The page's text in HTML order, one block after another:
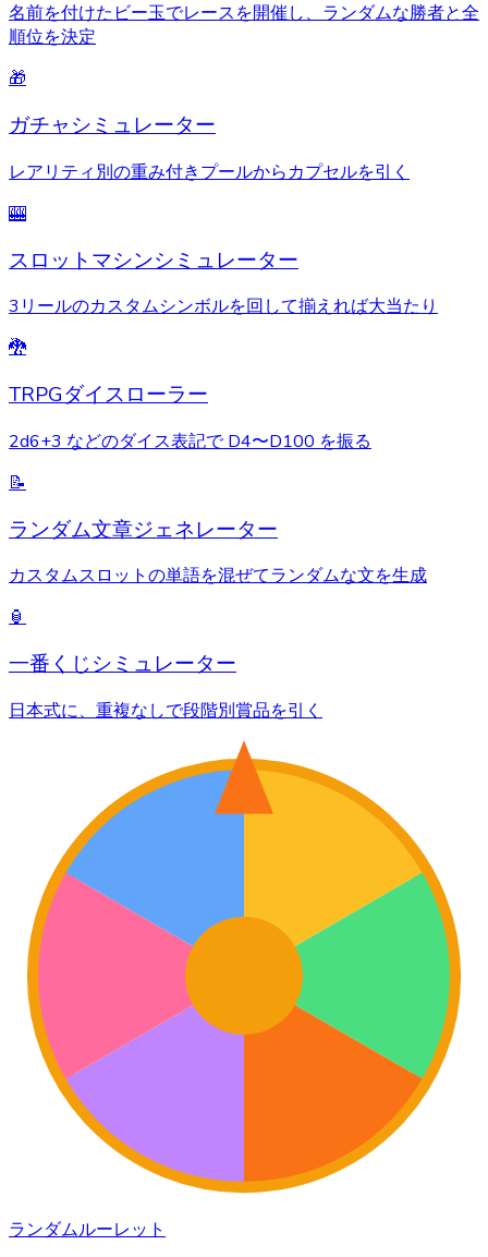
名前を付けたビー玉でレースを開催し、ランダムな勝者と全
順位を決定
🎁
ガチャシミュレーター
レアリティ別の重み付きプールからカプセルを引く
🎰
スロットマシンシミュレーター
3リールのカスタムシンボルを回して揃えれば大当たり
🐉
TRPGダイスローラー
2d6+3 などのダイス表記で D4〜D100 を振る
📝
ランダム文章ジェネレーター
カスタムスロットの単語を混ぜてランダムな文を生成
🏮
一番くじシミュレーター
日本式に、重複なしで段階別賞品を引く
ランダムルーレット